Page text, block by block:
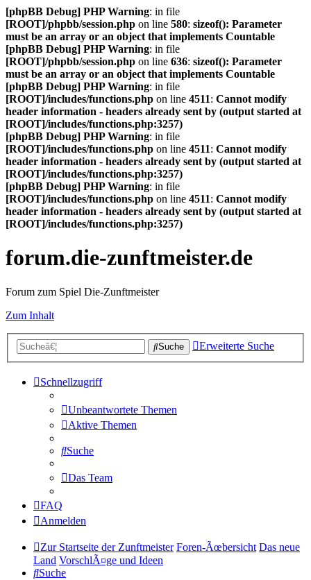
[phpBB Debug] PHP Warning: in file
[ROOT]/phpbb/session.php on line 580: sizeof(): Parameter
must be an array or an object that implements Countable
[phpBB Debug] PHP Warning: in file
[ROOT]/phpbb/session.php on line 636: sizeof(): Parameter
must be an array or an object that implements Countable
[phpBB Debug] PHP Warning: in file
[ROOT]/includes/functions.php on line 4511: Cannot modify
header information - headers already sent by (output started at
[ROOT]/includes/functions.php:3257)
[phpBB Debug] PHP Warning: in file
[ROOT]/includes/functions.php on line 4511: Cannot modify
header information - headers already sent by (output started at
[ROOT]/includes/functions.php:3257)
[phpBB Debug] PHP Warning: in file
[ROOT]/includes/functions.php on line 4511: Cannot modify
header information - headers already sent by (output started at
[ROOT]/includes/functions.php:3257)
forum.die-zunftmeister.de
Forum zum Spiel Die-Zunftmeister
Zum Inhalt
Suche Erweiterte Suche
Schnellzugriff
Unbeantwortete Themen
Aktive Themen
Suche
Das Team
FAQ
Anmelden
Zur Startseite der Zunftmeister Foren-Ãœbersicht Das neue
Land VorschlÃ¤ge und Ideen
Suche